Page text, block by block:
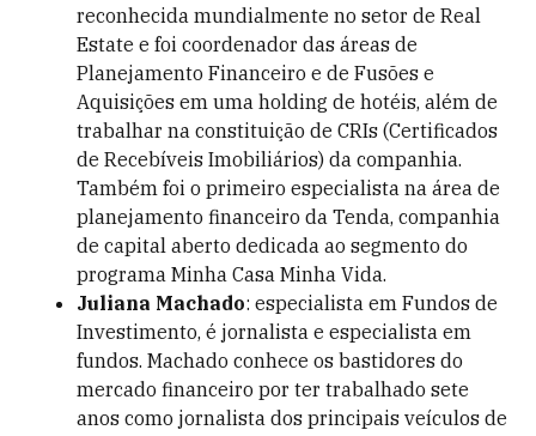
reconhecida mundialmente no setor de Real
Estate e foi coordenador das áreas de
Planejamento Financeiro e de Fusões e
Aquisições em uma holding de hotéis, além de
trabalhar na constituição de CRIs (Certificados
de Recebíveis Imobiliários) da companhia.
Também foi o primeiro especialista na área de
planejamento financeiro da Tenda, companhia
de capital aberto dedicada ao segmento do
programa Minha Casa Minha Vida.
Juliana Machado: especialista em Fundos de
Investimento, é jornalista e especialista em
fundos. Machado conhece os bastidores do
mercado financeiro por ter trabalhado sete
anos como jornalista dos principais veículos de